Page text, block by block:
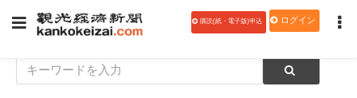
購読(紙・電子版)申込 ログイン